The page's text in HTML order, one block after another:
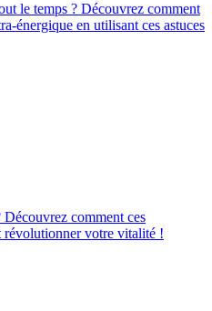
le temps ? Découvrez comment
énergique en utilisant ces astuces
comment ces
révolutionner votre vitalité !